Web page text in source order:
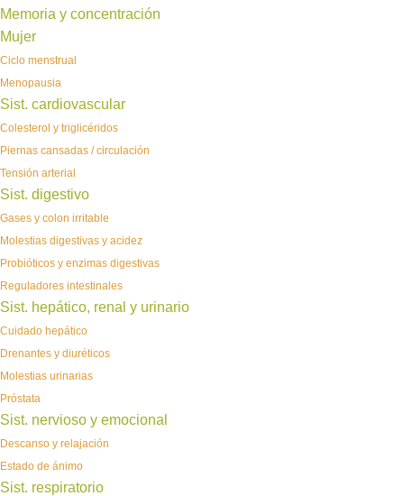
Memoria y concentración
Mujer
Ciclo menstrual
Menopausia
Sist. cardiovascular
Colesterol y triglicéridos
Piernas cansadas / circulación
Tensión arterial
Sist. digestivo
Gases y colon irritable
Molestias digestivas y acidez
Probióticos y enzimas digestivas
Reguladores intestinales
Sist. hepático, renal y urinario
Cuidado hepático
Drenantes y diuréticos
Molestias urinarias
Próstata
Sist. nervioso y emocional
Descanso y relajación
Estado de ánimo
Sist. respiratorio